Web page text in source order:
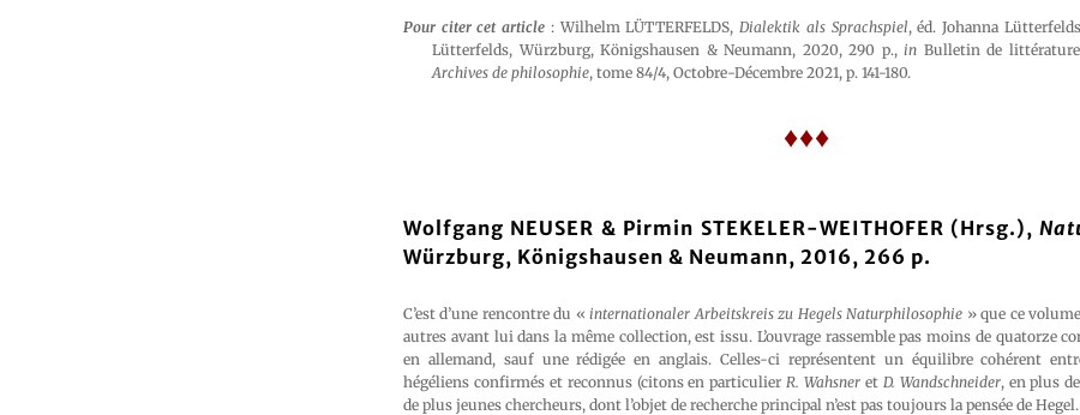
Pour citer cet article : Wilhelm LÜTTERFELDS,Dialektik als Sprachspiel, éd. Johanna
Lütterfelds, Würzburg, Königshausen & Neumann, 2020, 290 p.,in Bulletin de
Archives de philosophie, tome 84/4, Octobre-Décembre 2021, p. 141-180.
♦♦♦
Wolfgang NEUSER & Pirmin STEKELER-WEITHOFER (Hrsg.),
Würzburg, Königshausen & Neumann, 2016, 266 p.
C’est d’une rencontre du «internationaler Arbeitskreis zu Hegels Naturphilosophie » que ce
autres avant lui dans la même collection, est issu. L’ouvrage rassemble pas moins de quatorze
en allemand, sauf une rédigée en anglais. Celles-ci représentent un équilibre cohérent
hégéliens confirmés et reconnus (citons en particulierR. Wahsner et D. Wandschneider, en plus
de plus jeunes chercheurs, dont l’objet de recherche principal n’est pas toujours la pensée de Hegel.